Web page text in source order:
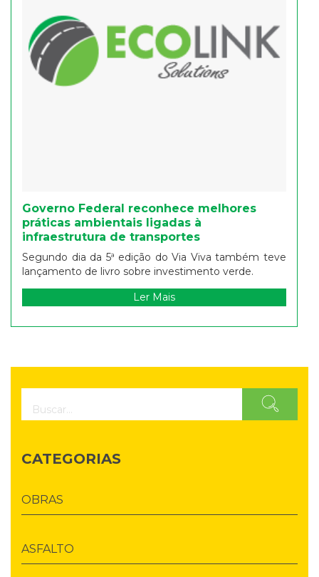
Governo Federal reconhece melhores
práticas ambientais ligadas à
infraestrutura de transportes
Segundo dia da 5ª edição do Via Viva também teve
lançamento de livro sobre investimento verde.
Ler Mais
CATEGORIAS
OBRAS
ASFALTO